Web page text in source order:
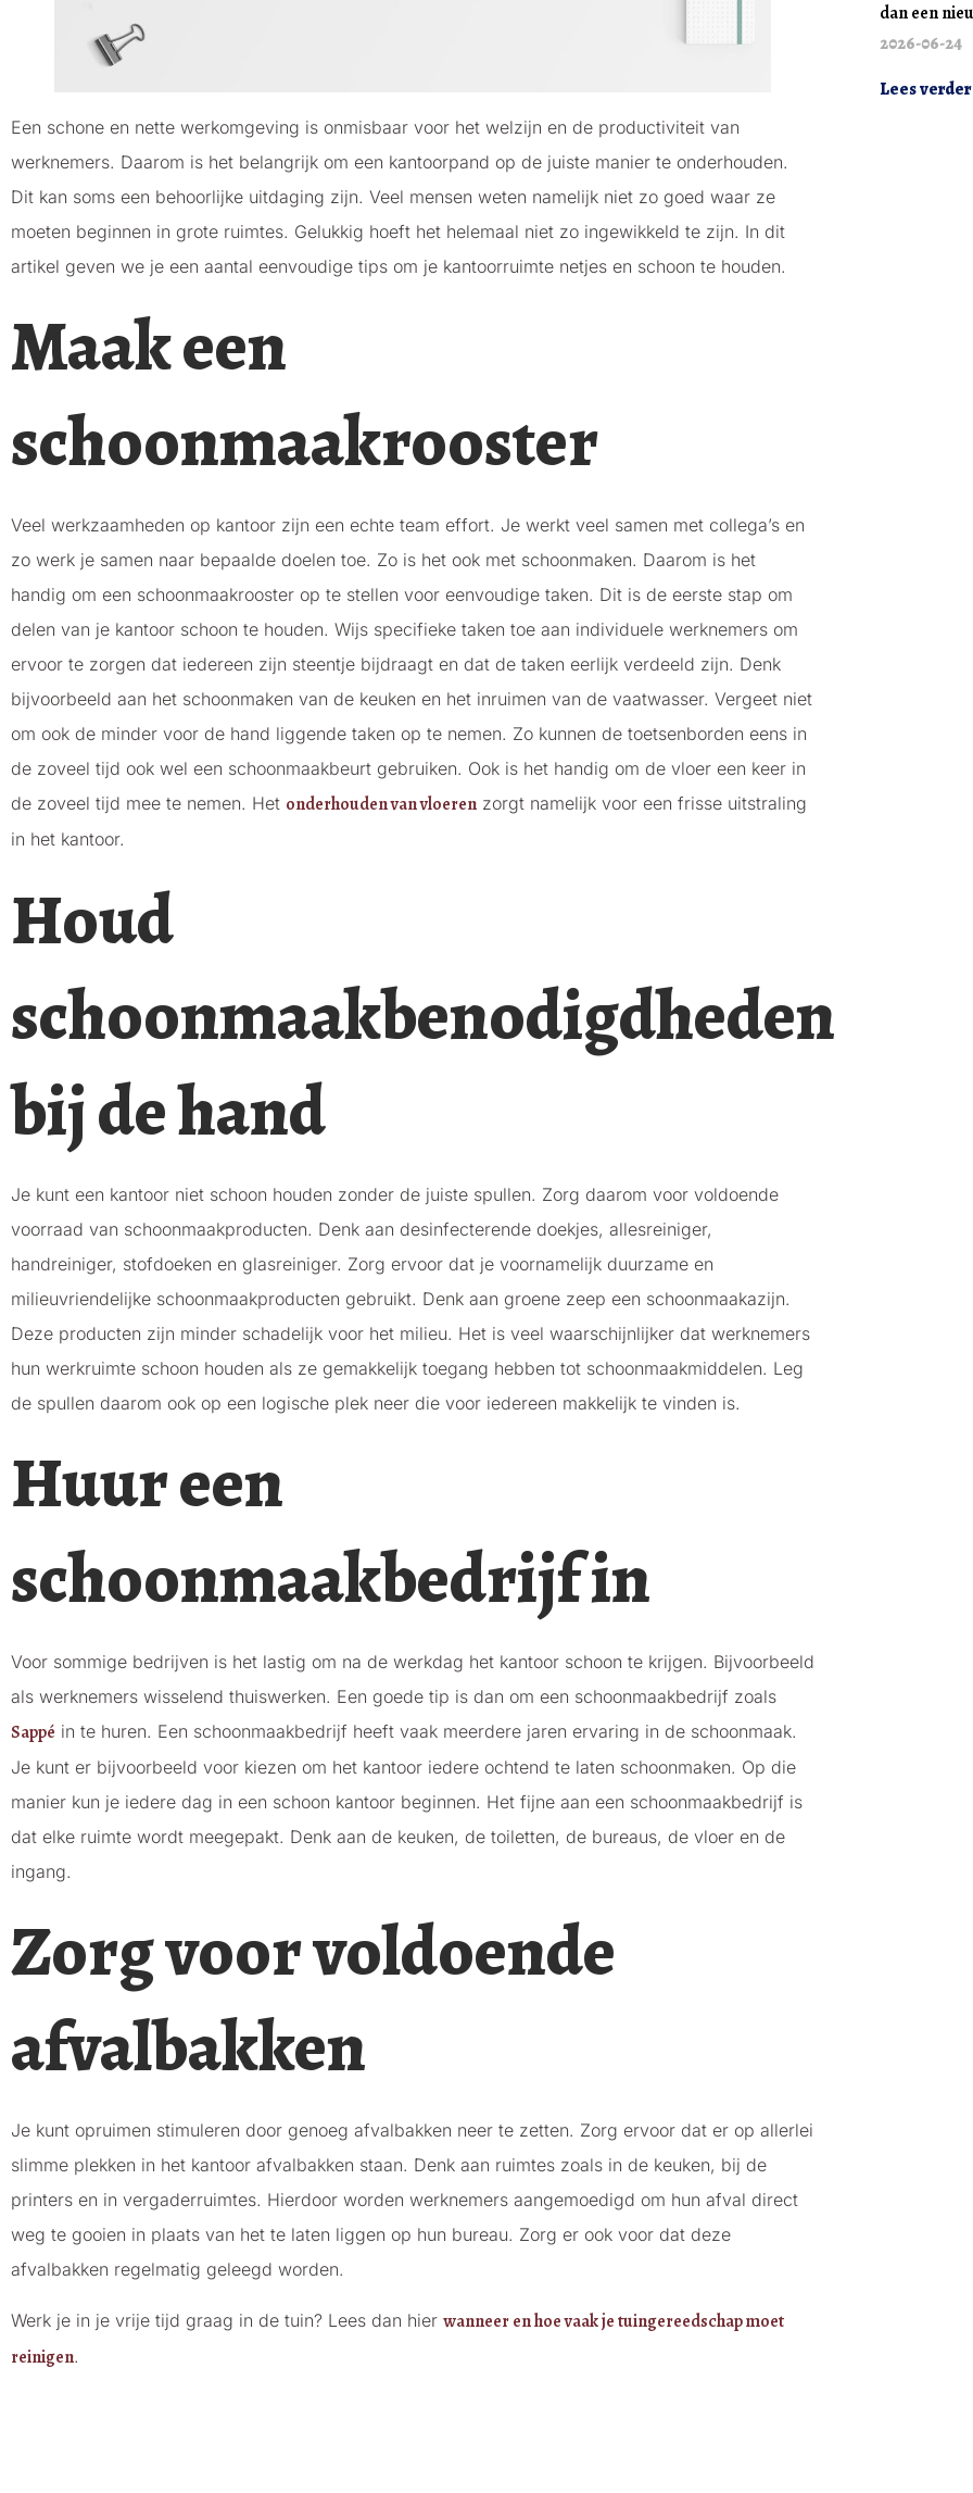
Een schone en nette werkomgeving is onmisbaar voor het welzijn en de productiviteit van
werknemers. Daarom is het belangrijk om een kantoorpand op de juiste manier te onderhouden.
Dit kan soms een behoorlijke uitdaging zijn. Veel mensen weten namelijk niet zo goed waar ze
moeten beginnen in grote ruimtes. Gelukkig hoeft het helemaal niet zo ingewikkeld te zijn. In dit
artikel geven we je een aantal eenvoudige tips om je kantoorruimte netjes en schoon te houden.
Maak een
schoonmaakrooster
Veel werkzaamheden op kantoor zijn een echte team effort. Je werkt veel samen met collega’s en
zo werk je samen naar bepaalde doelen toe. Zo is het ook met schoonmaken. Daarom is het
handig om een schoonmaakrooster op te stellen voor eenvoudige taken. Dit is de eerste stap om
delen van je kantoor schoon te houden. Wijs specifieke taken toe aan individuele werknemers om
ervoor te zorgen dat iedereen zijn steentje bijdraagt en dat de taken eerlijk verdeeld zijn. Denk
bijvoorbeeld aan het schoonmaken van de keuken en het inruimen van de vaatwasser. Vergeet niet
om ook de minder voor de hand liggende taken op te nemen. Zo kunnen de toetsenborden eens in
de zoveel tijd ook wel een schoonmaakbeurt gebruiken. Ook is het handig om de vloer een keer in
de zoveel tijd mee te nemen. Het onderhouden van vloeren zorgt namelijk voor een frisse uitstraling
in het kantoor.
Houd
schoonmaakbenodigdheden
bij de hand
Je kunt een kantoor niet schoon houden zonder de juiste spullen. Zorg daarom voor voldoende
voorraad van schoonmaakproducten. Denk aan desinfecterende doekjes, allesreiniger,
handreiniger, stofdoeken en glasreiniger. Zorg ervoor dat je voornamelijk duurzame en
milieuvriendelijke schoonmaakproducten gebruikt. Denk aan groene zeep een schoonmaakazijn.
Deze producten zijn minder schadelijk voor het milieu. Het is veel waarschijnlijker dat werknemers
hun werkruimte schoon houden als ze gemakkelijk toegang hebben tot schoonmaakmiddelen. Leg
de spullen daarom ook op een logische plek neer die voor iedereen makkelijk te vinden is.
Huur een
schoonmaakbedrijf in
Voor sommige bedrijven is het lastig om na de werkdag het kantoor schoon te krijgen. Bijvoorbeeld
als werknemers wisselend thuiswerken. Een goede tip is dan om een schoonmaakbedrijf zoals
Sappé in te huren. Een schoonmaakbedrijf heeft vaak meerdere jaren ervaring in de schoonmaak.
Je kunt er bijvoorbeeld voor kiezen om het kantoor iedere ochtend te laten schoonmaken. Op die
manier kun je iedere dag in een schoon kantoor beginnen. Het fijne aan een schoonmaakbedrijf is
dat elke ruimte wordt meegepakt. Denk aan de keuken, de toiletten, de bureaus, de vloer en de
ingang.
Zorg voor voldoende
afvalbakken
Je kunt opruimen stimuleren door genoeg afvalbakken neer te zetten. Zorg ervoor dat er op allerlei
slimme plekken in het kantoor afvalbakken staan. Denk aan ruimtes zoals in de keuken, bij de
printers en in vergaderruimtes. Hierdoor worden werknemers aangemoedigd om hun afval direct
weg te gooien in plaats van het te laten liggen op hun bureau. Zorg er ook voor dat deze
afvalbakken regelmatig geleegd worden.
Werk je in je vrije tijd graag in de tuin? Lees dan hier wanneer en hoe vaak je tuingereedschap moet
reinigen.
dan een
2026-06-24
Lees verder